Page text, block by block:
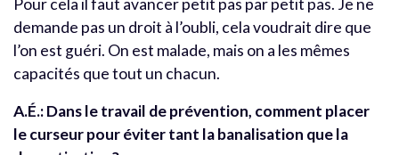
Pour cela il faut avancer petit pas par petit pas. Je ne
demande pas un droit à l’oubli, cela voudrait dire que
l’on est guéri. On est malade, mais on a les mêmes
capacités que tout un chacun.
A.É.: Dans le travail de prévention, comment placer
le curseur pour éviter tant la banalisation que la